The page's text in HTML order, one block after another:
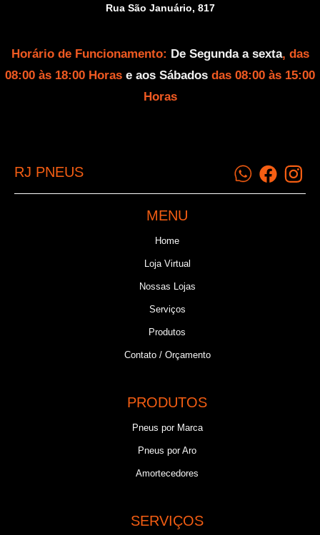
Rua São Januário, 817
Horário de Funcionamento: De Segunda a sexta, das
08:00 às 18:00 Horas e aos Sábados das 08:00 às 15:00
Horas
RJ PNEUS
MENU
Home
Loja Virtual
Nossas Lojas
Serviços
Produtos
Contato / Orçamento
PRODUTOS
Pneus por Marca
Pneus por Aro
Amortecedores
SERVIÇOS